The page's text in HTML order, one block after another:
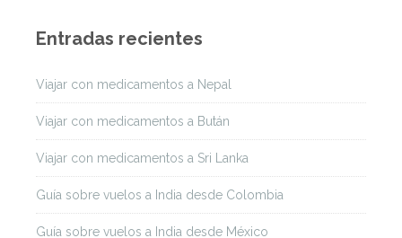
Entradas recientes
Viajar con medicamentos a Nepal
Viajar con medicamentos a Bután
Viajar con medicamentos a Sri Lanka
Guía sobre vuelos a India desde Colombia
Guía sobre vuelos a India desde México